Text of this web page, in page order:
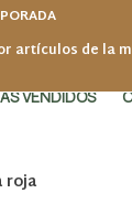
de la
VENDIDOS
roja